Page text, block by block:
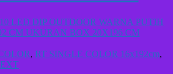
, RT SINGLE COLOR 16x192cm,